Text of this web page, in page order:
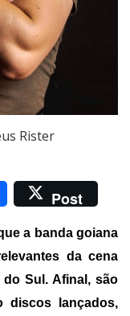
Rister
Post
a banda goiana
da cena
do Sul. Afinal, são
discos lançados,